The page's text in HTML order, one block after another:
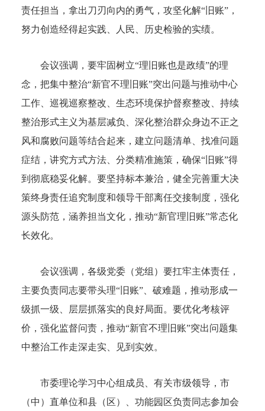
责任担当，拿出刀刃向内的勇气，攻坚化解“旧账”，
努力创造经得起实践、人民、历史检验的实绩。
会议强调，要牢固树立“理旧账也是政绩”的理
念，把集中整治“新官不理旧账”突出问题与推动中心
工作、巡视巡察整改、生态环境保护督察整改、持续
整治形式主义为基层减负、深化整治群众身边不正之
风和腐败问题等结合起来，建立问题清单、找准问题
症结，讲究方式方法、分类精准施策，确保“旧账”得
到彻底稳妥化解。要坚持标本兼治，健全完善重大决
策终身责任追究制度和领导干部离任交接制度，强化
源头防范，涵养担当文化，推动“新官理旧账”常态化
长效化。
会议强调，各级党委（党组）要扛牢主体责任，
主要负责同志要带头理“旧账”、破难题，推动形成一
级抓一级、层层抓落实的良好局面。要优化考核评
价，强化监督问责，推动“新官不理旧账”突出问题集
中整治工作走深走实、见到实效。
市委理论学习中心组成员、有关市级领导，市
（中）直单位和县（区）、功能园区负责同志参加会